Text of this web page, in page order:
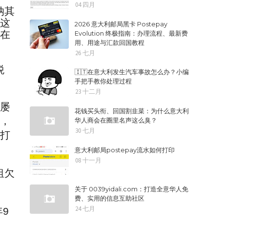
其
欠
9
04 四月
2026 意大利邮局黑卡 Postepay
Evolution 终极指南：办理流程、最新费
用、用途与汇款回国教程
26 七月
🇮🇹在意大利发生汽车事故怎么办？小编
手把手教你处理过程
23 十二月
花钱买头衔、回国割韭菜：为什么意大利
华人商会在圈里名声这么臭？
30 七月
意大利邮局postepay流水如何打印
08 十一月
关于 0039yidali.com：打造全意华人免
费、实用的信息互助社区
24 七月